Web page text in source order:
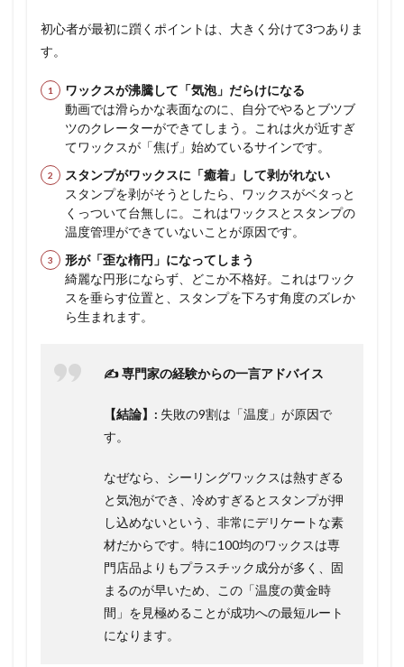
初心者が最初に躓くポイントは、大きく分けて3つありま
す。
ワックスが沸騰して「気泡」だらけになる
動画では滑らかな表面なのに、自分でやるとブツブ
ツのクレーターができてしまう。これは火が近すぎ
てワックスが「焦げ」始めているサインです。
スタンプがワックスに「癒着」して剥がれない
スタンプを剥がそうとしたら、ワックスがベタっと
くっついて台無しに。これはワックスとスタンプの
温度管理ができていないことが原因です。
形が「歪な楕円」になってしまう
綺麗な円形にならず、どこか不格好。これはワック
スを垂らす位置と、スタンプを下ろす角度のズレか
ら生まれます。
✍️ 専門家の経験からの一言アドバイス
【結論】: 失敗の9割は「温度」が原因で
す。
なぜなら、シーリングワックスは熱すぎる
と気泡ができ、冷めすぎるとスタンプが押
し込めないという、非常にデリケートな素
材だからです。特に100均のワックスは専
門店品よりもプラスチック成分が多く、固
まるのが早いため、この「温度の黄金時
間」を見極めることが成功への最短ルート
になります。